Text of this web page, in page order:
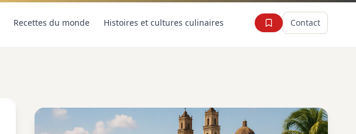
Recettes du monde Histoires et cultures culinaires Contact